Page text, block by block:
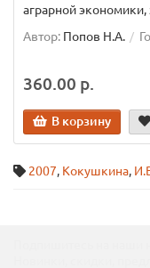
аграрной
Автор: Попов Н.А.
360.00 р.
В корзину
2007, Кокушкина,